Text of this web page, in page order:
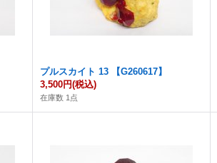
プルスカイト 13 【G260617】
3,500円(税込)
在庫数 1点